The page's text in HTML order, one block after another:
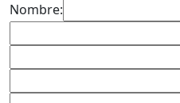
Nombre: